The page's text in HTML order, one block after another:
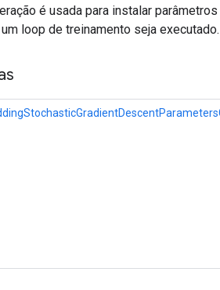
é usada para instalar
loop de treinamento seja executado.